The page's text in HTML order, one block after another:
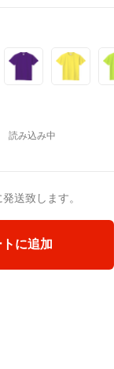
発送致します。
トに追加